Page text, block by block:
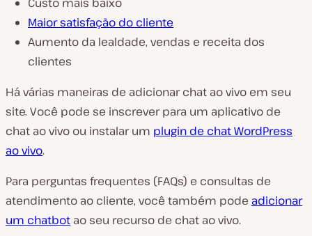
Maior satisfação do cliente
Aumento da lealdade, vendas e receita dos
clientes
Há várias maneiras de adicionar chat ao vivo em seu
site. Você pode se inscrever para um aplicativo de
chat ao vivo ou instalar um plugin de chat WordPress
ao vivo.
Para perguntas frequentes (FAQs) e consultas de
atendimento ao cliente, você também pode adicionar
um chatbot ao seu recurso de chat ao vivo.